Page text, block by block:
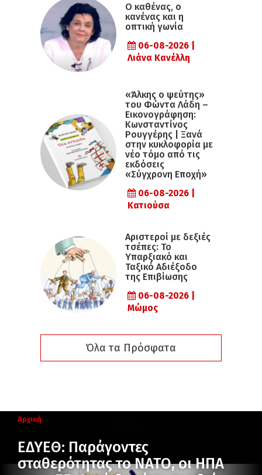
Ο καθένας, ο
κανένας και η
οπτική γωνία
06-08-2026 |
Λιάνα Κανέλλη
«Άλκης ο ψεύτης»
του Φώντα Λάδη –
Εικονογράφηση:
Κωνσταντίνος
Ρουγγέρης | Ξανά
στην κυκλοφορία με
νέο τόμο από τις
εκδόσεις
«Σύγχρονη Εποχή»
06-08-2026 |
Κατιούσα
Αριστεροί με δεξιές
τσέπες: Το
Υπαρξιακό και
Ταξικό Αδιέξοδο
της Επιβίωσης
06-08-2026 |
Μώμος
Όλα τα Πρόσφατα
Αρχική
ΕΔΥΕΘ: Παράγοντες
σταθερότητας το ΝΑΤΟ, οι ΗΠΑ